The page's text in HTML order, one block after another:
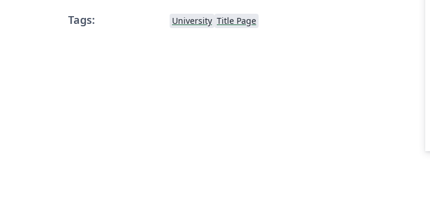
Tags:
University Title Page